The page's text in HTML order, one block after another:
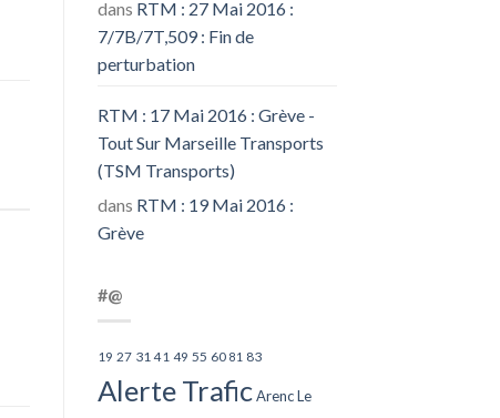
dans RTM : 27 Mai 2016 :
7/7B/7T,509 : Fin de
perturbation
RTM : 17 Mai 2016 : Grève -
Tout Sur Marseille Transports
(TSM Transports)
dans RTM : 19 Mai 2016 :
Grève
#@
19 27 31 41 49 55 60 81 83
Alerte Trafic Arenc Le